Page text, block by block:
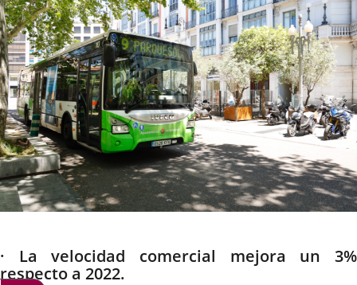
Descripción
· La velocidad comercial mejora un 3%
respecto a 2022.